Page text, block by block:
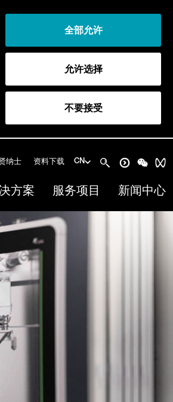
方案 服务项目 新闻中心
CN
纳士 资料下载
全部允许
允许选择
不要接受